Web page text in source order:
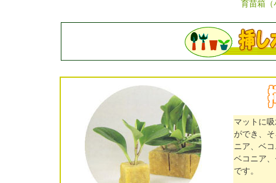
育苗箱（
マットに
ができ、
ニア、ベ
ベコニア
です。